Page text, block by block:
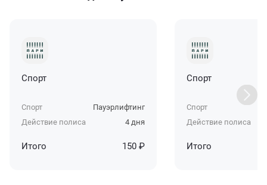
Спорт
Спорт
Пауэрлифтинг
Действие полиса
4 дня
Итого 150 ₽
Спорт
Спорт
Действие полиса
Итого